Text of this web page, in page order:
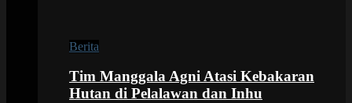
Berita
Tim Manggala Agni Atasi Kebakaran
Hutan di Pelalawan dan Inhu